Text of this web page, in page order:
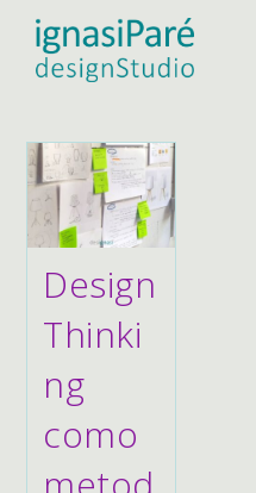
contenido
Design
Thinki
ng
como